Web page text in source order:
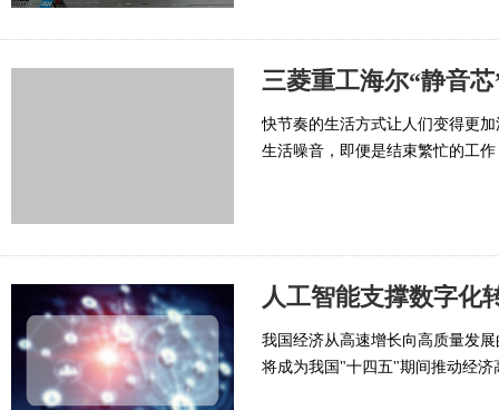
三菱重工海尔“静音芯
快节奏的生活方式让人们变得更
生活噪音，即便是结束繁忙的工
人工智能支撑数字化
我国经济从高速增长向高质量发
将成为我国"十四五"期间推动经济